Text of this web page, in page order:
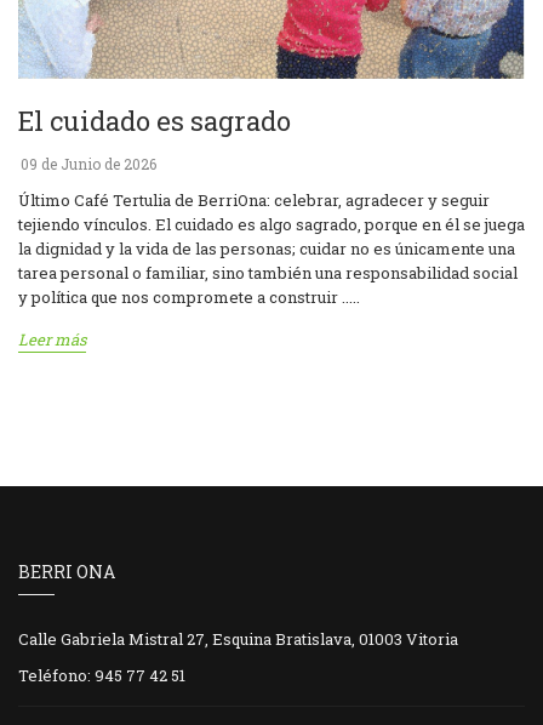
El cuidado es sagrado
09 de Junio de 2026
Último Café Tertulia de BerriOna: celebrar, agradecer y seguir
tejiendo vínculos. El cuidado es algo sagrado, porque en él se juega
la dignidad y la vida de las personas; cuidar no es únicamente una
tarea personal o familiar, sino también una responsabilidad social
y política que nos compromete a construir .....
Leer más
BERRI ONA
Calle Gabriela Mistral 27, Esquina Bratislava, 01003 Vitoria
Teléfono: 945 77 42 51